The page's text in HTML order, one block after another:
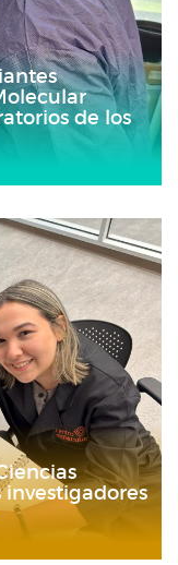
de los
investigadores